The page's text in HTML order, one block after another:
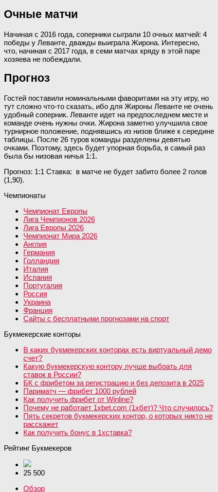
Очные матчи
Начиная с 2016 года, соперники сыграли 10 очных матчей: 4
победы у Леванте, дважды выиграла Жирона. Интересно,
что, начиная с 2017 года, в семи матчах кряду в этой паре
хозяева не побеждали.
Прогноз
Гостей поставили номинальными фаворитами на эту игру, но
тут сложно что-то сказать, ибо для Жироны Леванте не очень
удобный соперник. Леванте идет на предпоследнем месте и
команде очень нужны очки. Жирона заметно улучшила свое
турнирное положение, поднявшись из низов ближе к середине
таблицы. После 26 туров команды разделены девятью
очками. Поэтому, здесь будет упорная борьба, в самый раз
была бы низовая ничья 1:1.
Прогноз: 1:1 Ставка: в матче не будет забито более 2 голов
(1,90).
Чемпионаты
Чемпионат Европы
Лига Чемпионов 2026
Лига Европы 2026
Чемпионат Мира 2026
Англия
Германия
Голландия
Италия
Испания
Португалия
Россия
Украина
Франция
Сайты с бесплатными прогнозами на спорт
Букмекерские конторы
В каких букмекерских конторах есть виртуальный демо
счет?
Какую букмекерскую контору лучше выбрать для
ставок в России?
БК с фрибетом за регистрацию и без депозита в 2025
Париматч — фрибет 1000 рублей
Как получить фрибет от Winline?
Почему не работает 1xbet.com (1хбет)? Что случилось?
Пять секретов букмекерских контор, о которых никто не
расскажет
Как получить бонус в 1хставка?
Рейтинг Букмекеров
25 500
Обзор